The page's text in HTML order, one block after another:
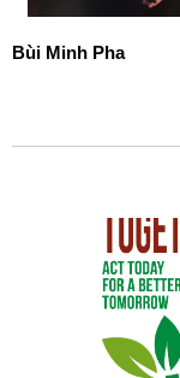
Bùi Minh Pha